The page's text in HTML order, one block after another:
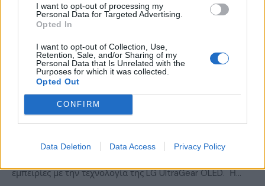
I want to opt-out of processing my
Personal Data for Targeted Advertising.
Opted In
I want to opt-out of Collection, Use,
Retention, Sale, and/or Sharing of my
Personal Data that Is Unrelated with the
Purposes for which it was collected.
Opted Out
CONFIRM
Data Deletion Data Access Privacy Policy
GAMING HARDWARE
Summer Mode ON! Η LG μετατρέπει κάθε
στιγμή σε απόλυτη gaming εμπειρία!
εμπειρίες με την τεχνολογία της LG UltraGear OLED. Η…